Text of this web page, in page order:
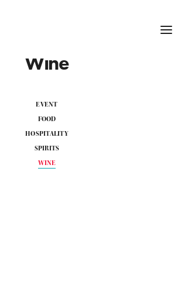
Wine
EVENT
FOOD
HOSPITALITY
SPIRITS
WINE